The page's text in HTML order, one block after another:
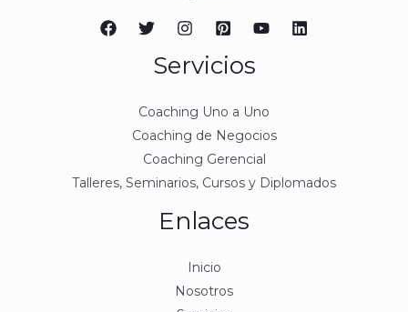
Servicios
Coaching Uno a Uno
Coaching de Negocios
Coaching Gerencial
Talleres, Seminarios, Cursos y Diplomados
Enlaces
Inicio
Nosotros